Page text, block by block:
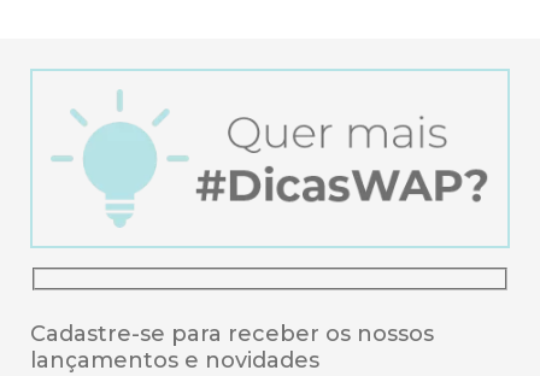
Cadastre-se para receber os nossos
lançamentos e novidades